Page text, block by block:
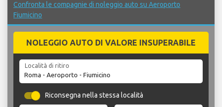
Confronta le compagnie di noleggio auto su Aeroporto
Fiumicino
NOLEGGIO AUTO DI VALORE INSUPERABILE
Località di ritiro
Riconsegna nella stessa località